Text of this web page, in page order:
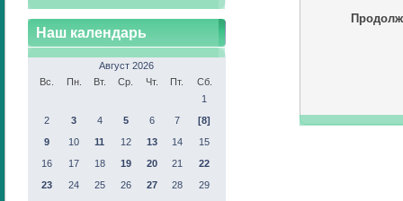
Наш календарь
Август 2026
Вс.
Пн. Вт. Ср. Чт. Пт.
Сб.
1
2
3 4 5 6 7
[8]
9
10 11 12 13 14
15
16
17 18 19 20 21
22
23
24 25 26 27 28
29